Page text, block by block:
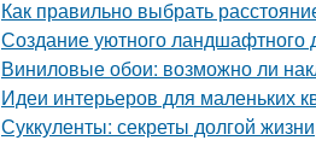
Как правильно выбрать
Создание уютного ландшафтного
Виниловые обои: возможно ли
Идеи интерьеров для маленьких
Суккуленты: секреты долгой жизни